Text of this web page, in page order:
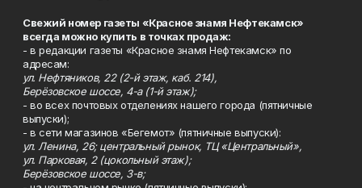
Свежий номер газеты «Красное знамя Нефтекамск»
всегда можно купить в точках продаж:
- в редакции газеты «Красное знамя Нефтекамск» по
адресам:
ул. Нефтяников, 22 (2-й этаж, каб. 214),
Берёзовское шоссе, 4-а (1-й этаж);
- во всех почтовых отделениях нашего города (пятничные
выпуски);
- в сети магазинов «Бегемот» (пятничные выпуски):
ул. Ленина, 26; центральный рынок, ТЦ «Центральный»,
ул. Парковая, 2 (цокольный этаж);
Берёзовское шоссе, 3-в;